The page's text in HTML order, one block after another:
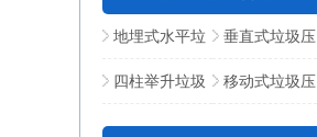
地埋式水平垃
圾压缩站
垂直式垃圾压
缩中转站
四柱举升垃圾
压缩站
移动式垃圾压
缩站